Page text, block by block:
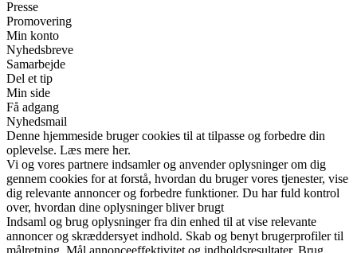
Presse
Promovering
Min konto
Nyhedsbreve
Samarbejde
Del et tip
Min side
Få adgang
Nyhedsmail
Denne hjemmeside bruger cookies til at tilpasse og forbedre din
oplevelse. Læs mere her.
Vi og vores partnere indsamler og anvender oplysninger om dig
gennem cookies for at forstå, hvordan du bruger vores tjenester, vise
dig relevante annoncer og forbedre funktioner. Du har fuld kontrol
over, hvordan dine oplysninger bliver brugt
Indsaml og brug oplysninger fra din enhed til at vise relevante
annoncer og skræddersyet indhold. Skab og benyt brugerprofiler til
målretning. Mål annonceeffektivitet og indholdsresultater. Brug